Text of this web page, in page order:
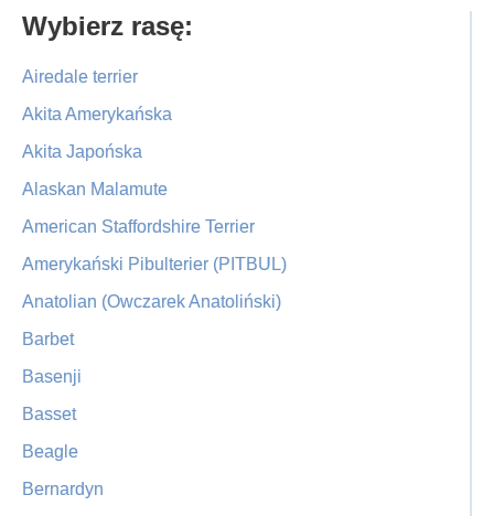
Primary
Sidebar
Wybierz rasę:
Airedale terrier
Akita Amerykańska
Akita Japońska
Alaskan Malamute
American Staffordshire Terrier
Amerykański Pibulterier (PITBUL)
Anatolian (Owczarek Anatoliński)
Barbet
Basenji
Basset
Beagle
Bernardyn